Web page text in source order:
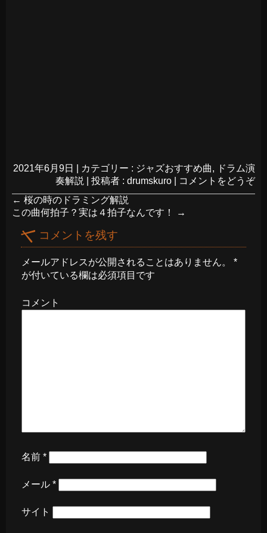
2021年6月9日 カテゴリー : ジャズおすすめ曲, ドラム演
奏解説
投稿者 : drumskuro
コメントをどうぞ
← 桜の時のドラミング解説
この曲何拍子？実は４拍子なんです！
→
コメントを残す
メールアドレスが公開されることはありません。
*
が付いている欄は必須項目です
コメント
名前 *
メール *
サイト